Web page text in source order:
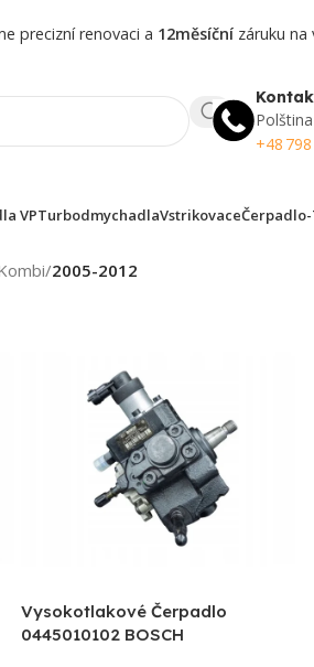
precizní renovaci a 12měsíčnízáruku na
+48
VPTurbodmychadlaVstrikovace
/2005-2012
Vysokotlakové Čerpadlo
0445010102 BOSCH